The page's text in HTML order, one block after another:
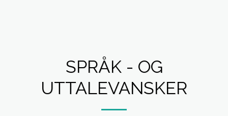
SPRÅK - OG
UTTALEVANSKER